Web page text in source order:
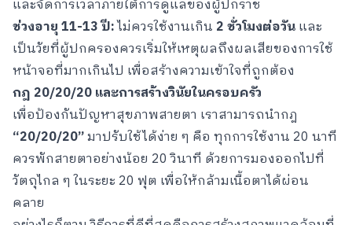
และจัดการเวลาภายใต้การดูแลของผู้ปกราช
ช่วงอายุ11-13 ปี:ไม่ควรใช้งานเกิน 2 ชั่วโมงต่อวันและ
เป็นวัยที่ผู้ปกครองควรเริ่มให้เหตุผลถึงผลเสียของการใช้
หน้าจอที่มากเกินไป เพื่อสร้างความเข้าใจที่ถูกต้อง
กฎ 20/20/20 และการสร้างวินัยในครอบครัว
เพื่อป้องกันปัญหาสุขภาพสายตา เราสามารถนำกฎ
“20/20/20”มาปรับใช้ได้ง่าย ๆ คือ ทุกการใช้งาน 20 นาที
ควรพักสายตาอย่างน้อย 20 วินาที ด้วยการมองออกไปที่
วัตถุไกล ๆ ในระยะ 20 ฟุต เพื่อให้กล้ามเนื้อตาได้ผ่อน
คลาย